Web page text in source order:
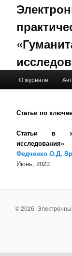
Skip to primary
Skip to
О журнале
Статьи по
Статьи в
исследования»
Федченко О.Д.
Июнь, 2023
© 2026.